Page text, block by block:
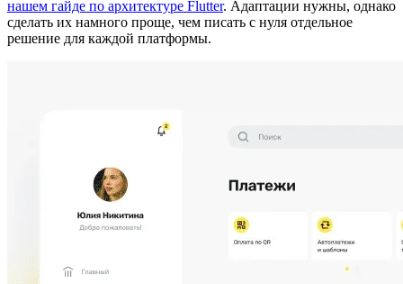
нашем гайде по архитектуре Flutter. Адаптации нужны, однако
сделать их намного проще, чем писать с нуля отдельное
решение для каждой платформы.